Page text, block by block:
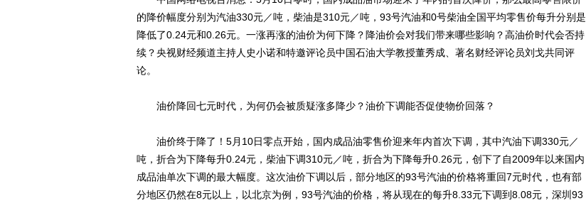
的降价幅度分别为汽油330元／吨，柴油是310元／吨，93号汽油和0号柴油全国平均零售价每升分别是
降低了0.24元和0.26元。一涨再涨的油价为何下降？降油价会对我们带来哪些影响？高油价时代会否持
续？央视财经频道主持人史小诺和特邀评论员中国石油大学教授董秀成、著名财经评论员刘戈共同评
论。
油价降回七元时代，为何仍会被质疑涨多降少？油价下调能否促使物价回落？
油价终于降了！5月10日零点开始，国内成品油零售价迎来年内首次下调，其中汽油下调330元／
吨，折合为下降每升0.24元，柴油下调310元／吨，折合为下降每升0.26元，创下了自2009年以来国内
成品油单次下调的最大幅度。这次油价下调以后，部分地区的93号汽油的价格将重回7元时代，也有部
分地区仍然在8元以上，以北京为例，93号汽油的价格，将从现在的每升8.33元下调到8.08元，深圳93